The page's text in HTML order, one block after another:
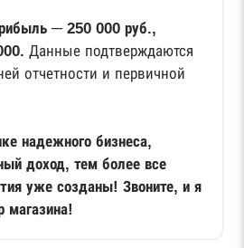
─ 250 000 руб.,
Данные подтверждаются
отчетности и первичной
надежного бизнеса,
доход, тем более все
уже созданы! Звоните, и я
магазина!